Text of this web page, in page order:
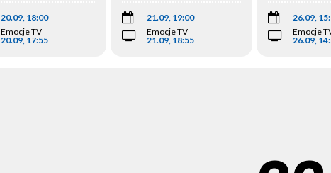
20.09, 18:00
Emocje TV
20.09, 17:55
21.09, 19:00
Emocje TV
21.09, 18:55
26.09,
Emocje
26.09,